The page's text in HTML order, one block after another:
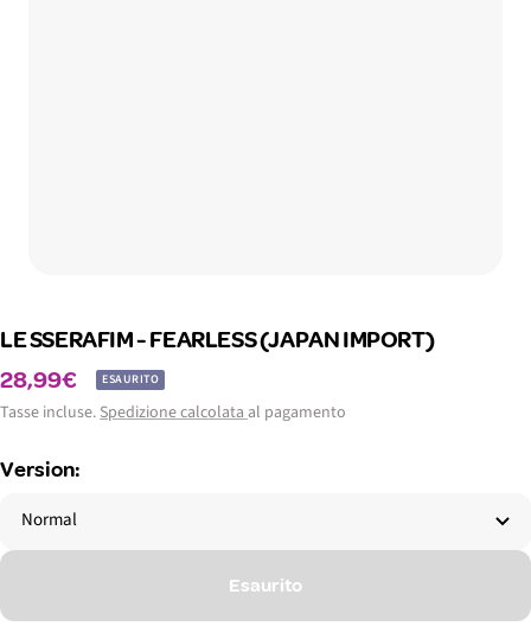
LE SSERAFIM - FEARLESS (JAPAN IMPORT)
Prezzo
di
vendita
28,99€ ESAURITO
Tasse incluse. Spedizione calcolata al pagamento
Version:
Normal
Esaurito